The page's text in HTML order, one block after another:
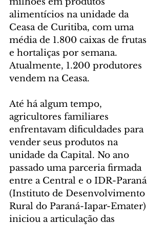
alimentícios na unidade da
Ceasa de Curitiba, com uma
média de 1.800 caixas de frutas
e hortaliças por semana.
Atualmente, 1.200 produtores
vendem na Ceasa.
Até há algum tempo,
agricultores familiares
enfrentavam dificuldades para
vender seus produtos na
unidade da Capital. No ano
passado uma parceria firmada
entre a Central e o IDR-Paraná
(Instituto de Desenvolvimento
Rural do Paraná-Iapar-Emater)
iniciou a articulação das